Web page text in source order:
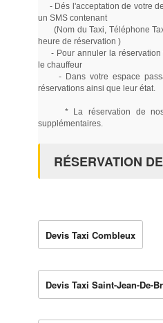
- Dés l'acceptation de votre
un SMS contenant
(Nom du Taxi, Téléphone
heure de réservation )
- Pour annuler la réservation
le chauffeur
- Dans votre espace
réservations ainsi que leur état.
* La réservation de nos
supplémentaires.
RÉSERVATION
Devis Taxi Combleux
Devis Taxi Saint-Jean-De-